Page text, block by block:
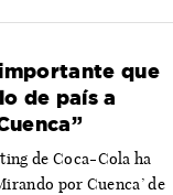
que
de país a
de Coca-Cola ha
por Cuenca’ de